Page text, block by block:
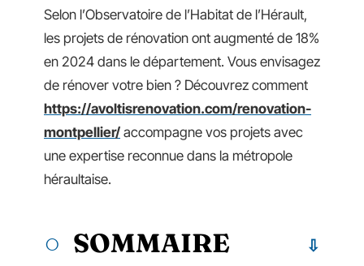
Selon l’Observatoire de l’Habitat de l’Hérault,
les projets de rénovation ont augmenté de 18%
en 2024 dans le département. Vous envisagez
de rénover votre bien ? Découvrez comment
https://avoltisrenovation.com/renovation-
montpellier/ accompagne vos projets avec
une expertise reconnue dans la métropole
héraultaise.
SOMMAIRE